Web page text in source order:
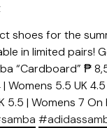
shoes for the
in limited pairs!
“Cardboard” ₱
Womens 5.5 UK
5.5 | Womens 7 On